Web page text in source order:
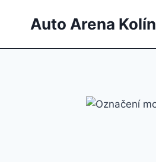
Auto Arena Kolín